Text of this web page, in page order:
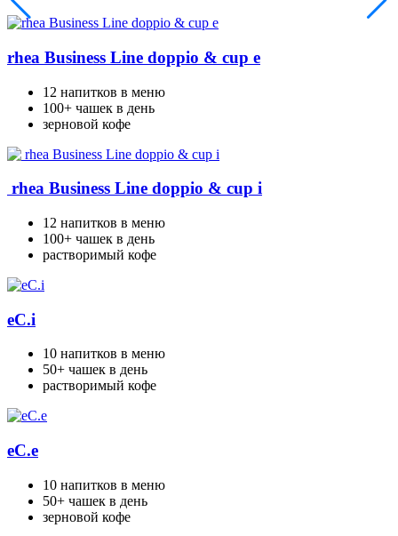
rhea Business Line doppio & cup e
12 напитков в меню
100+ чашек в день
зерновой кофе
rhea Business Line doppio & cup i
12 напитков в меню
100+ чашек в день
растворимый кофе
eC.i
10 напитков в меню
50+ чашек в день
растворимый кофе
eC.e
10 напитков в меню
50+ чашек в день
зерновой кофе